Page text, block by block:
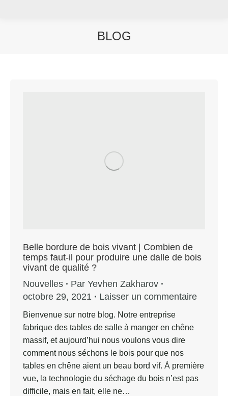
BLOG
Belle bordure de bois vivant | Combien de
temps faut-il pour produire une dalle de bois
vivant de qualité ?
Nouvelles
Par Yevhen Zakharov
octobre 29, 2021
Laisser un commentaire
Bienvenue sur notre blog. Notre entreprise
fabrique des tables de salle à manger en chêne
massif, et aujourd’hui nous voulons vous dire
comment nous séchons le bois pour que nos
tables en chêne aient un beau bord vif. À première
vue, la technologie du séchage du bois n’est pas
difficile, mais en fait, elle ne…